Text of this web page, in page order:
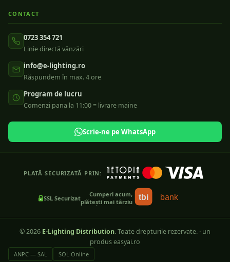
CONTACT
0723 354 721
Linie directă vânzări
info@e-lighting.ro
Răspundem în max. 4 ore
Program de lucru
Comenzi pana la 11:00 = livrare maine
Scrie-ne pe WhatsApp
PLATĂ SECURIZATĂ PRIN:
SSL Securizat
Cumperi acum,
plătești mai târziu
tbi bank
©2026 E-Lighting Distribution. Toate drepturile rezervate. · un
produs easyai.ro
ANPC — SAL SOL Online